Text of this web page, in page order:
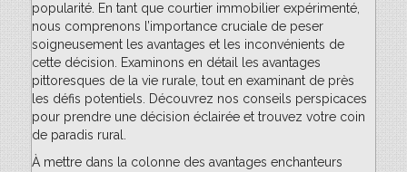
popularité. En tant que courtier immobilier expérimenté,
nous comprenons l’importance cruciale de peser
soigneusement les avantages et les inconvénients de
cette décision. Examinons en détail les avantages
pittoresques de la vie rurale, tout en examinant de près
les défis potentiels. Découvrez nos conseils perspicaces
pour prendre une décision éclairée et trouvez votre coin
de paradis rural.
À mettre dans la colonne des avantages enchanteurs